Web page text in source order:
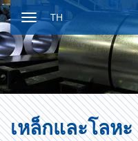
ไป
ที่
เนื้อหา
สลับ
การนำ
ทาง
TH
เหล็กและโลหะ